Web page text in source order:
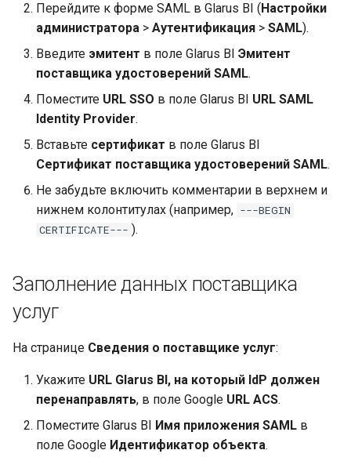
Перейдите к форме SAML в Glarus BI (Настройки
администратора > Аутентификация > SAML).
Введите эмитент в поле Glarus BI Эмитент
поставщика удостоверений SAML.
Поместите URL SSO в поле Glarus BI URL SAML
Identity Provider.
Вставьте сертификат в поле Glarus BI
Сертификат поставщика удостоверений SAML.
Не забудьте включить комментарии в верхнем и
нижнем колонтитулах (например, ---BEGIN
CERTIFICATE--- ).
Заполнение данных поставщика
услуг
На странице Сведения о поставщике услуг:
Укажите URL Glarus BI, на который IdP должен
перенаправлять, в поле Google URL ACS.
Поместите Glarus BI Имя приложения SAML в
поле Google Идентификатор объекта.